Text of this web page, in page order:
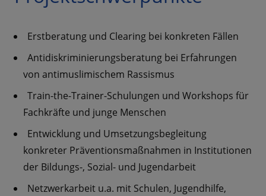
Erstberatung und Clearing bei konkreten Fällen
Antidiskriminierungsberatung bei Erfahrungen
von antimuslimischem Rassismus
Train-the-Trainer-Schulungen und Workshops für
Fachkräfte und junge Menschen
Entwicklung und Umsetzungsbegleitung
konkreter Präventionsmaßnahmen in Institutionen
der Bildungs-, Sozial- und Jugendarbeit
Netzwerkarbeit u.a. mit Schulen, Jugendhilfe,